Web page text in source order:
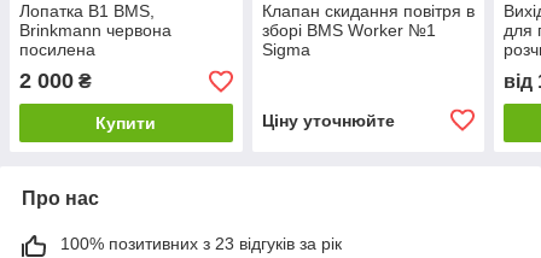
Лопатка B1 BMS,
Brinkmann червона
посилена
2 000 ₴
Купити
Клапан скидання повітря в
зборі BMS Worker №1
Sigma
Ціну уточнюйте
для
від
Про нас
100% позитивних з 23 відгуків за рік